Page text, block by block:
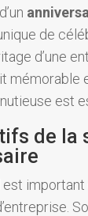
de
d’une
mémorable
est
de la
est